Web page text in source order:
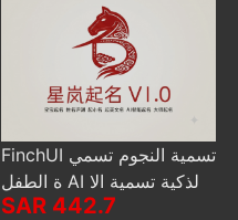
FinchUI تسمية النجوم تسمي
ة الطفل AI الذكية تسمية الا
سم تقييم
SAR 442.7